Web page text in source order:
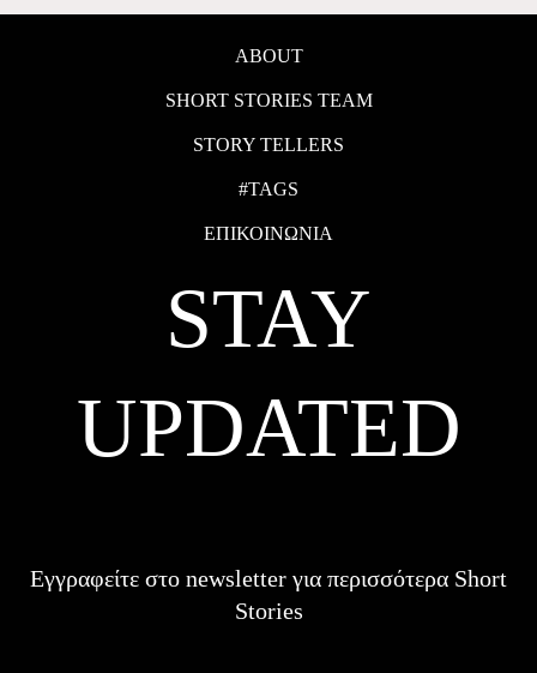
ABOUT
SHORT STORIES TEAM
STORY TELLERS
#TAGS
ΕΠΙΚΟΙΝΩΝΙΑ
STAY
UPDATED
Εγγραφείτε στο newsletter για περισσότερα Short
Stories